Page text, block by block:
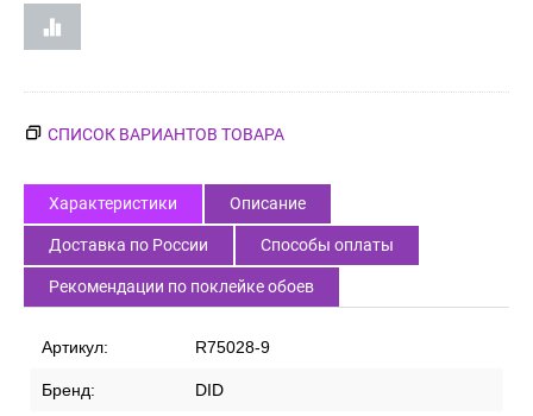
СПИСОК ВАРИАНТОВ ТОВАРА
Характеристики Описание
Доставка по России Способы оплаты
Рекомендации по поклейке обоев
Артикул: R75028-9
Бренд: DID